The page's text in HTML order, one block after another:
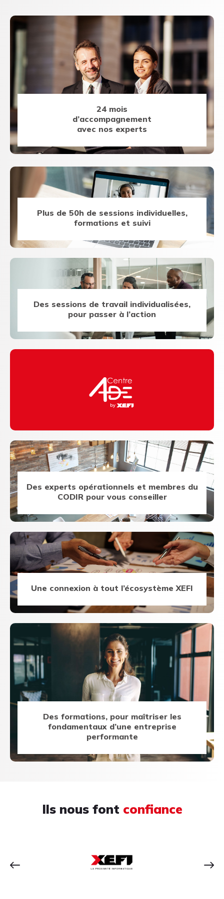
24 mois
d’accompagnement
avec nos experts
Plus de 50h de sessions individuelles,
formations et suivi
Des sessions de travail individualisées,
pour passer à l’action
Des experts opérationnels et membres du
CODIR pour vous conseiller
Une connexion à tout l’écosystème XEFI
Des formations, pour maîtriser les
fondamentaux d’une entreprise
performante
Ils nous font confiance